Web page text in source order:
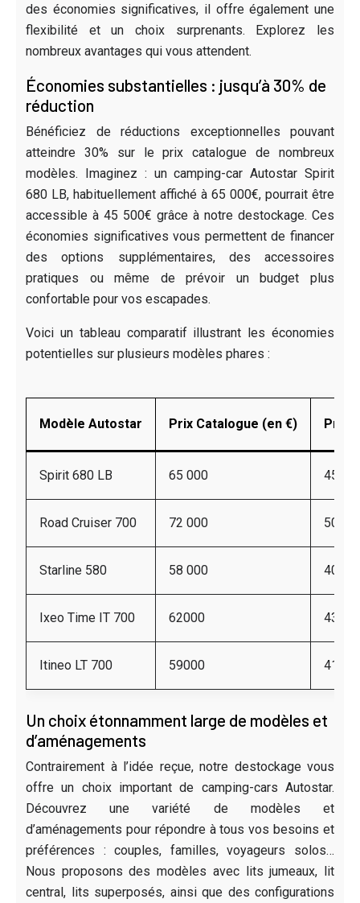
des économies significatives, il offre également une
flexibilité et un choix surprenants. Explorez les
nombreux avantages qui vous attendent.
Économies substantielles : jusqu’à 30% de
réduction
Bénéficiez de réductions exceptionnelles pouvant
atteindre 30% sur le prix catalogue de nombreux
modèles. Imaginez : un camping-car Autostar Spirit
680 LB, habituellement affiché à 65 000€, pourrait être
accessible à 45 500€ grâce à notre destockage. Ces
économies significatives vous permettent de financer
des options supplémentaires, des accessoires
pratiques ou même de prévoir un budget plus
confortable pour vos escapades.
Voici un tableau comparatif illustrant les économies
potentielles sur plusieurs modèles phares :
Modèle Autostar Prix Catalogue (en €) Prix
Spirit 680 LB 65 000 45
Road Cruiser 700 72 000 50
Starline 580 58 000 40
Ixeo Time IT 700 62000 43400
Itineo LT 700 59000 41300
Un choix étonnamment large de modèles et
d’aménagements
Contrairement à l’idée reçue, notre destockage vous
offre un choix important de camping-cars Autostar.
Découvrez une variété de modèles et
d’aménagements pour répondre à tous vos besoins et
préférences : couples, familles, voyageurs solos…
Nous proposons des modèles avec lits jumeaux, lit
central, lits superposés, ainsi que des configurations